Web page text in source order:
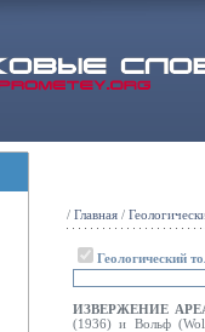
/ Главная /
Геологический
ИЗВЕРЖЕНИЕ
(1936) и Вольф